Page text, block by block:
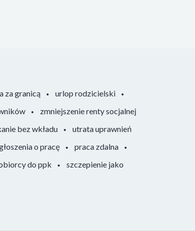
za granicą
urlop rodzicielski
zmniejszenie renty socjalnej
bez wkładu
utrata uprawnień
o pracę
praca zdalna
do ppk
szczepienie jako